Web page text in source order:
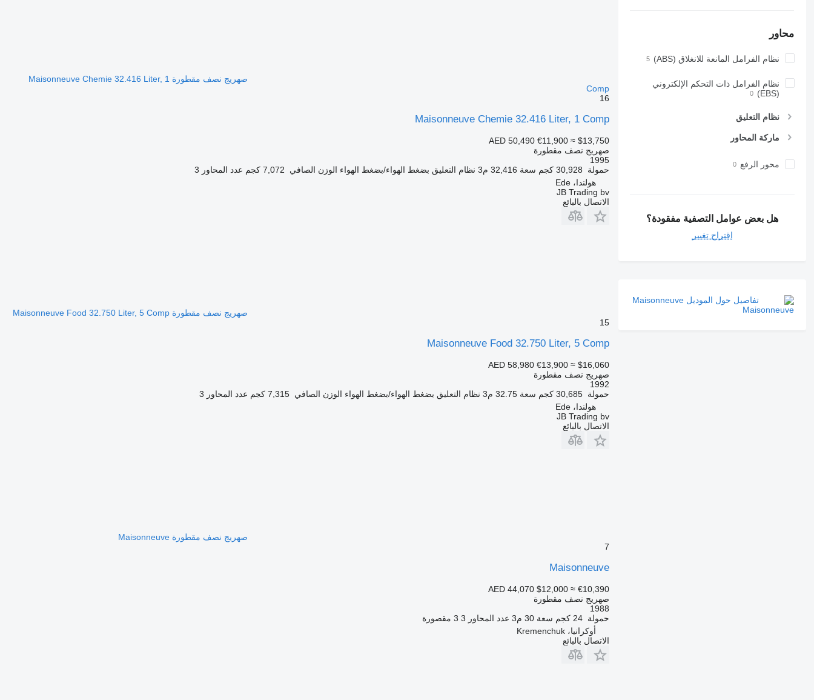
محاور
نظام الفرامل المانعة للانغلاق (ABS)
نظام الفرامل ذات التحكم الإلكتروني
(EBS)
نظام التعليق
ماركة المحاور
محور الرفع
هل بعض عوامل التصفية مفقودة؟
اقتراح تغيير
تفاصيل حول الموديل Maisonneuve
صهريج نصف مقطورة Maisonneuve Chemie 32.416 Liter, 1
Comp
16
Maisonneuve Chemie 32.416 Liter, 1 Comp
AED 50,490 €11,900 ≈ $13,750
صهريج نصف مقطورة
1995
حمولة
30,928 كجم سعة 32,416 م3 نظام التعليق بضغط الهواء/بضغط الهواء الوزن الصافي 7,072 كجم عدد المحاور 3
هولندا، Ede
JB Trading bv
الاتصال بالبائع
صهريج نصف مقطورة Maisonneuve Food 32.750 Liter, 5 Comp
15
Maisonneuve Food 32.750 Liter, 5 Comp
AED 58,980 €13,900 ≈ $16,060
صهريج نصف مقطورة
1992
حمولة 30,685 كجم سعة 32.75 م3 نظام التعليق بضغط الهواء/بضغط الهواء الوزن الصافي 7,315 كجم عدد المحاور 3
هولندا، Ede
JB Trading bv
الاتصال بالبائع
صهريج نصف مقطورة Maisonneuve
7
Maisonneuve
AED 44,070 $12,000 ≈ €10,390
صهريج نصف مقطورة
1988
حمولة 24 كجم سعة 30 م3 عدد المحاور 3 3 مقصورة
أوكرانيا، Kremenchuk
الاتصال بالبائع